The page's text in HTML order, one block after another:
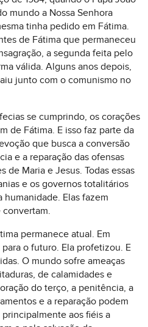
mundo a Nossa Senhora
tinha pedido em Fátima.
de Fátima que permaneceu
a segunda feita pelo
válida. Alguns anos depois,
junto com o comunismo no
se cumprindo, os corações
de Fátima. E isso faz parte da
que busca a conversão
e a reparação das ofensas
de Maria e Jesus. Todas essas
e os governos totalitários
Elas fazem
convertam.
permanece atual. Em
o futuro. Ela profetizou. E
O mundo sofre ameaças
de calamidades e
do terço, a penitência, a
e a reparação podem
aos fiéis a